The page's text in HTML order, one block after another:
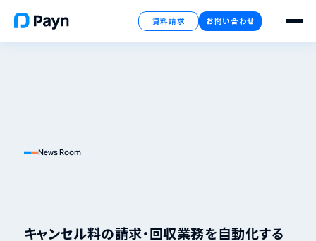
資料請求 お問い合わせ
News Room
キャンセル料の請求・回収業務を自動化する